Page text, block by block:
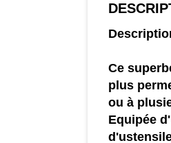
Ce
plus
ou à
Equipée